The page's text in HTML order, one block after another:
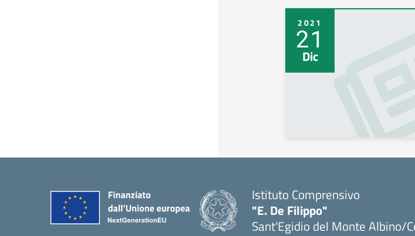
2021
21
Dic
Istituto Comprensivo
"E. De Filippo"
Sant'Egidio del Monte Albino/